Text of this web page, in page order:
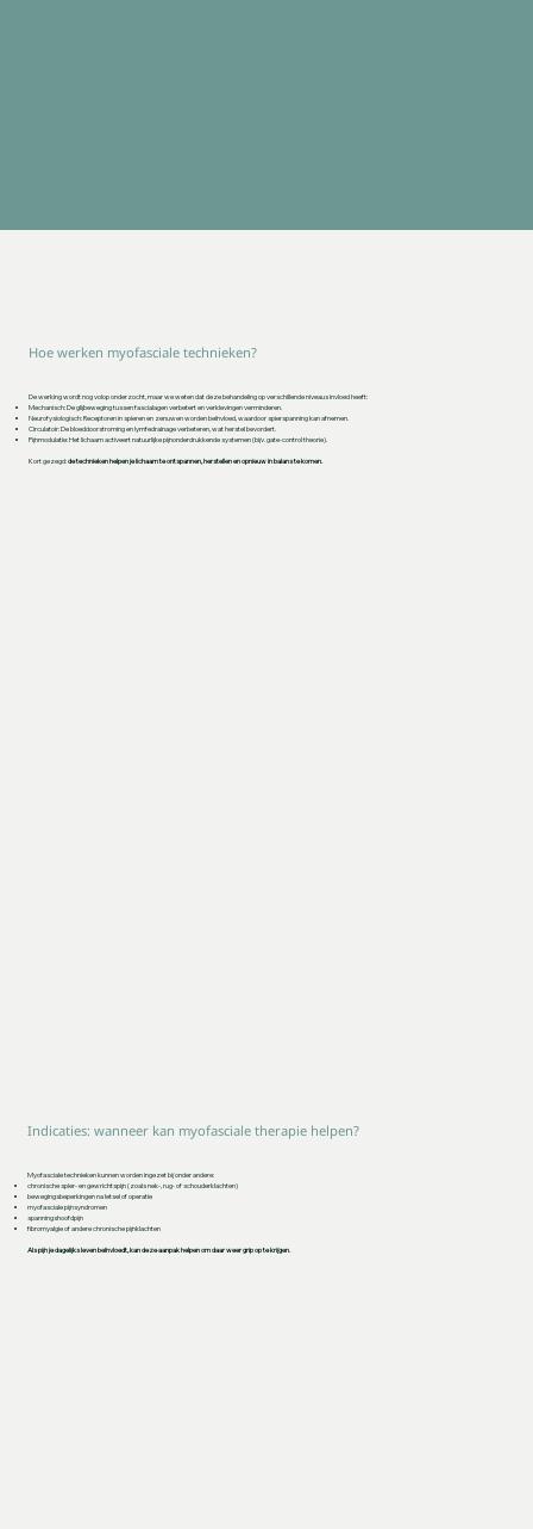
Hoe werken myofasciale technieken?
De werking wordt nog volop onderzocht, maar we weten dat deze behandeling op verschillende niveaus invloed heeft:
Mechanisch: De glijbeweging tussen fascialagen verbetert en verklevingen verminderen.
Neurofysiologisch: Receptoren in spieren en zenuwen worden beïnvloed, waardoor spierspanning kan afnemen.
Circulatoir: De bloeddoorstroming en lymfedrainage verbeteren, wat herstel bevordert.
Pijnmodulatie: Het lichaam activeert natuurlijke pijnonderdrukkende systemen (bijv. gate-control theorie).
Kort gezegd:de technieken helpen je lichaam te ontspannen, herstellen en opnieuw in balans te komen.
Indicaties: wanneer kan myofasciale therapie helpen?
Myofasciale technieken kunnen worden ingezet bij onder andere:
chronische spier- en gewrichtspijn (zoals nek-, rug- of schouderklachten)
bewegingsbeperkingen na letsel of operatie
myofasciale pijnsyndromen
spanningshoofdpijn
fibromyalgie of andere chronische pijnklachten
Als pijn je dagelijks leven beïnvloedt, kan deze aanpak helpen om daar weer grip op te krijgen.